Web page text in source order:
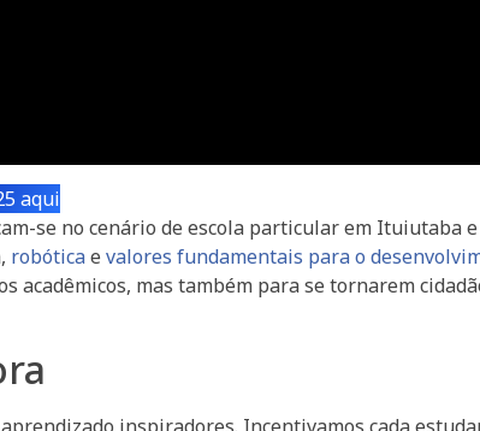
aqui
se no cenário de escola particular em Ituiutaba
robóticaevalores fundamentais para o
acadêmicos, mas também para se tornarem
inspiradores. Incentivamos cada